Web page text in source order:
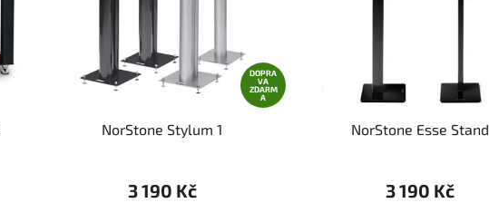
DOPRA
VA
ZDARM
A
NorStone Stylum 1
3 190 Kč
NorStone Esse Stand
3 190 Kč